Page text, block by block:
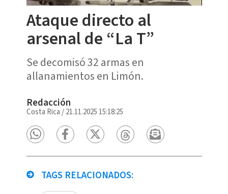
Ataque directo al
arsenal de “La T”
Se decomisó 32 armas en
allanamientos en Limón.
Redacción
Costa Rica /21.11.2025 15:18:25
TAGS RELACIONADOS: